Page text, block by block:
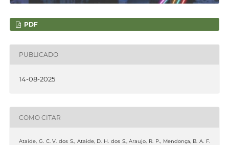
PDF
PUBLICADO
14-08-2025
COMO CITAR
Ataide, G. C. V. dos S., Ataide, D. H. dos S., Araujo, R. P., Mendonça, B. A. F.